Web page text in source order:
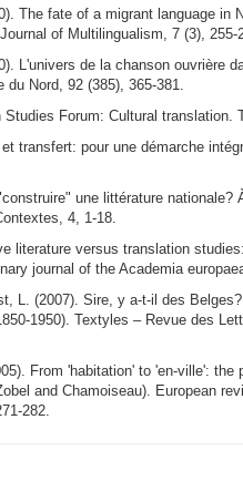
The fate of a migrant language in
of Multilingualism, 7 (3), 255-
L'univers de la chanson ouvrière
Nord, 92 (385), 365-381.
Forum: Cultural translation.
transfert: pour une démarche
une littérature nationale?
4, 1-18.
literature versus translation
journal of the Academia
L. (2007). Sire, y a-t-il des
1950). Textyles – Revue des
From 'habitation' to 'en-ville':
and Chamoiseau). European
282.